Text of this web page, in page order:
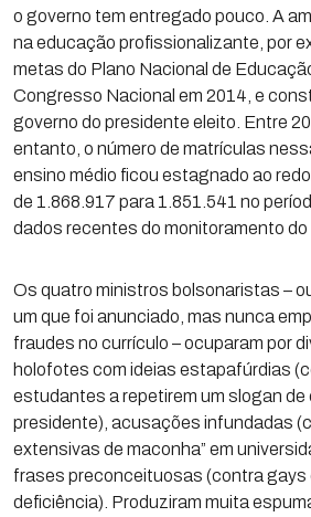
o governo tem entregado pouco. A
na educação profissionalizante, por
metas do Plano Nacional de
Congresso Nacional em 2014, e
governo do presidente eleito. Entre
entanto, o número de matrículas
ensino médio ficou estagnado ao
de 1.868.917 para 1.851.541 no
dados recentes do monitoramento do
Os quatro ministros bolsonaristas –
um que foi anunciado, mas nunca
fraudes no currículo – ocuparam por
holofotes com ideias estapafúrdias
estudantes a repetirem um slogan de
presidente), acusações infundadas
extensivas de maconha” em
frases preconceituosas (contra gays
deficiência). Produziram muita